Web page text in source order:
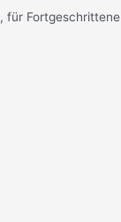
, für Fortgeschrittene